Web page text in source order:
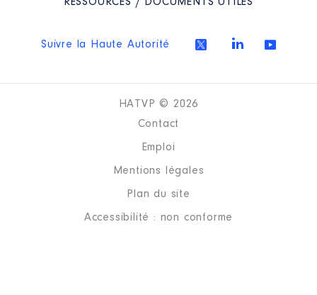
Suivre la Haute Autorité
HATVP © 2026
Contact
Emploi
Mentions légales
Plan du site
Accessibilité : non conforme